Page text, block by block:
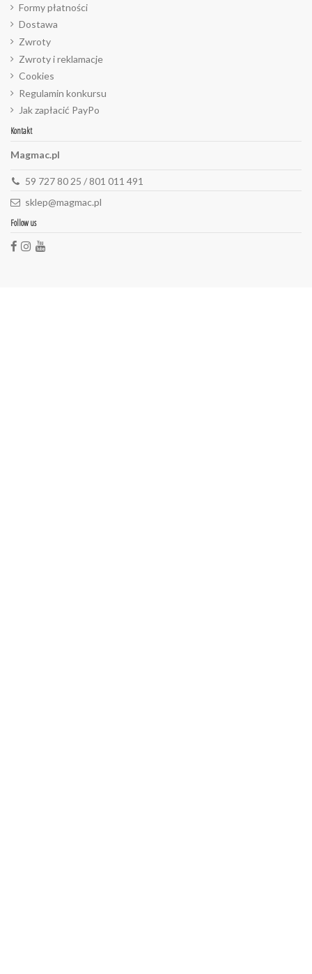
Formy płatności
Dostawa
Zwroty
Zwroty i reklamacje
Cookies
Regulamin konkursu
Jak zapłacić PayPo
Kontakt
Magmac.pl
59 727 80 25 / 801 011 491
sklep@magmac.pl
Follow us